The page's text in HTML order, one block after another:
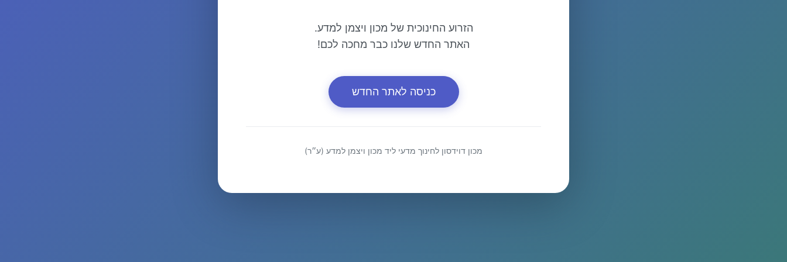
הזרוע החינוכית של מכון ויצמן למדע.
האתר החדש שלנו כבר מחכה לכם!
כניסה לאתר החדש
מכון דוידסון לחינוך מדעי ליד מכון ויצמן למדע (ע״ר)